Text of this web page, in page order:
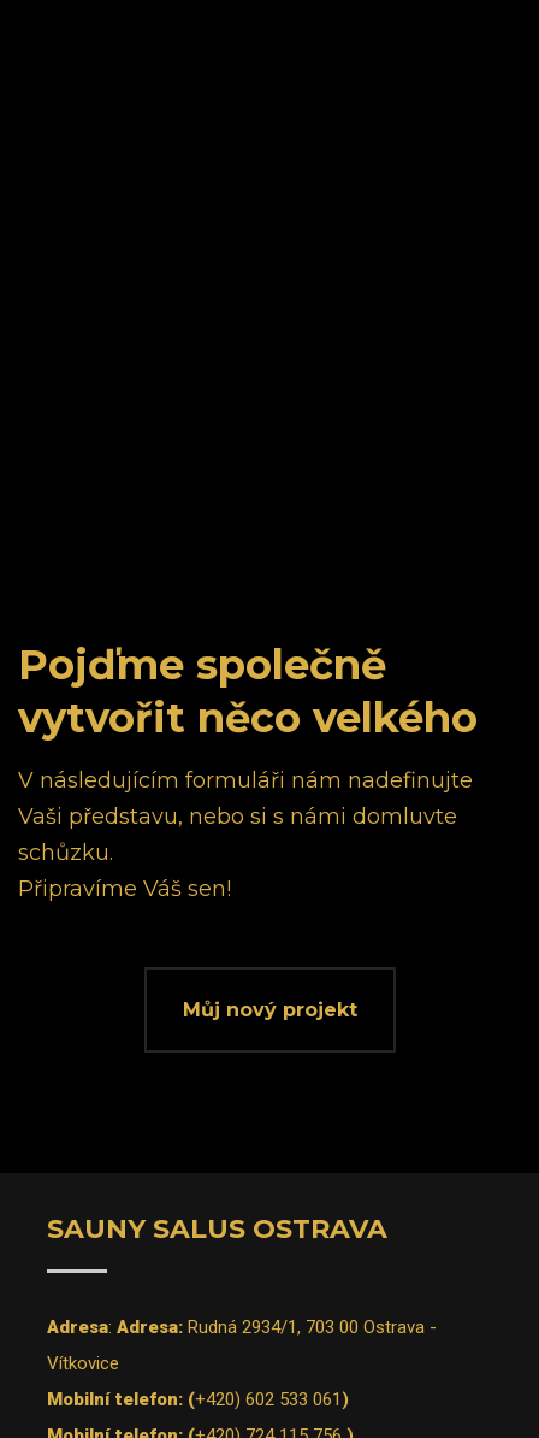
Pojďme společně
vytvořit něco velkého
V následujícím formuláři nám nadefinujte
Vaši představu, nebo si s námi domluvte
schůzku.
Připravíme Váš sen!
Můj nový projekt
SAUNY SALUS OSTRAVA
Adresa: Adresa:Rudná 2934/1, 703 00 Ostrava -
Vítkovice
Mobilní telefon: (+420) 602 533 061 )